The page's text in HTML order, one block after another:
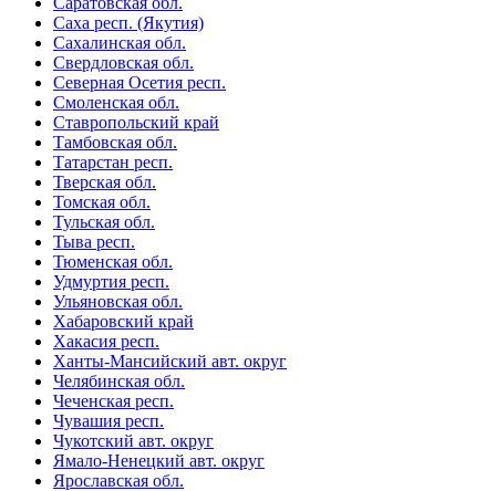
Саха респ. (Якутия)
Сахалинская обл.
Свердловская обл.
Северная Осетия респ.
Смоленская обл.
Ставропольский край
Тамбовская обл.
Татарстан респ.
Тверская обл.
Томская обл.
Тульская обл.
Тыва респ.
Тюменская обл.
Удмуртия респ.
Ульяновская обл.
Хабаровский край
Хакасия респ.
Ханты-Мансийский авт. округ
Челябинская обл.
Чеченская респ.
Чувашия респ.
Чукотский авт. округ
Ямало-Ненецкий авт. округ
Ярославская обл.